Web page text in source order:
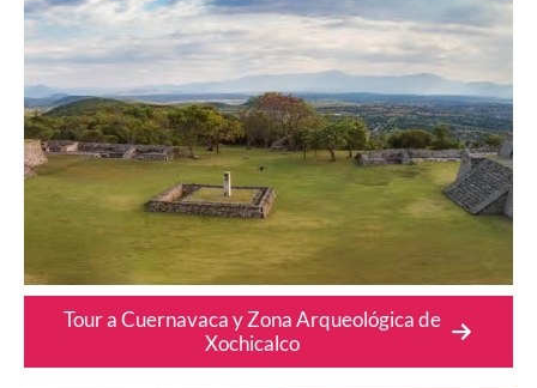
Tour a Cuernavaca y Zona Arqueológica de
Xochicalco